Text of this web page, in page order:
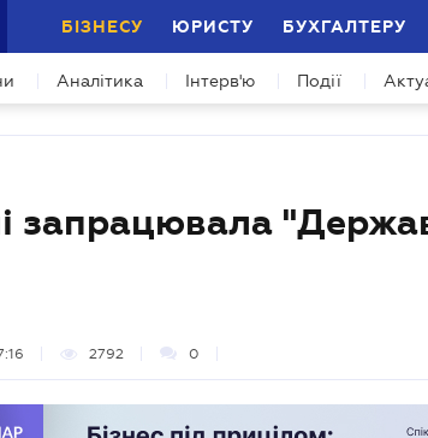
БІЗНЕСУ ЮРИСТУ БУХГАЛТЕРУ
Аналітика Інтерв'ю Події
запрацювала
2792 0